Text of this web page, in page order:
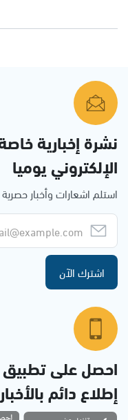
نشرة إخبارية
الإلكتروني يوميا
استلم اشعارات وأخبار
اشترك الآن
احصل على
إطلاع دائم